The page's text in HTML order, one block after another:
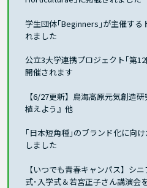
学生団体｢Beginners｣が主催する
れました
公立3大学連携プロジェクト｢第
開催されます
【6/27更新】鳥海高原元気創造
植えよう』他
｢日本短角種｣のブランド化に向
しました
【いつでも青春キャンパス】シ
式･入学式＆若宮正子さん講演会